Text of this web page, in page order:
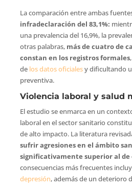
La comparación entre ambas
infradeclaración del 83,1%:
una prevalencia del 16,9%, la
otras palabras, más de cuatro de
constan en los registros formales
de los datos oficialesy dificultando
preventiva.
Violencia laboral y salud
El estudio se enmarca en un
laboral en el sector sanitario
de alto impacto. La literatura
sufrir agresiones en el ámbito
significativamente superior al de
consecuencias más frecuentes
depresión, además de un deterioro